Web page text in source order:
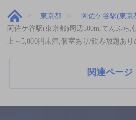
東京都
阿佐ケ谷駅(東京
阿佐ケ谷駅(東京都)周辺500m,てんぷら,
上～5,000円未満,個室あり/飲み放題あり
関連ページ